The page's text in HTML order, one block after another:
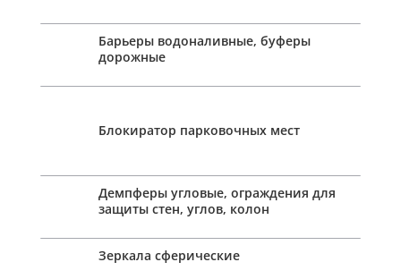
Барьеры водоналивные, буферы
дорожные
Блокиратор парковочных мест
Демпферы угловые, ограждения для
защиты стен, углов, колон
Зеркала сферические